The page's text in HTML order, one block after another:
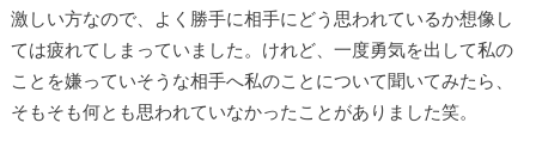
激しい方なので、よく勝手に相手にどう思われているか想像し
ては疲れてしまっていました。けれど、一度勇気を出して私の
ことを嫌っていそうな相手へ私のことについて聞いてみたら、
そもそも何とも思われていなかったことがありました笑。